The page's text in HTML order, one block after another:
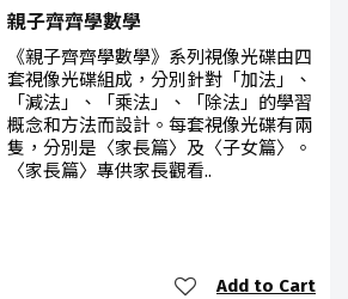
親子齊齊學數學
《親子齊齊學數學》系列視像光碟由四
套視像光碟組成，分別針對「加法」、
「減法」、「乘法」、「除法」的學習
概念和方法而設計。每套視像光碟有兩
隻，分別是〈家長篇〉及〈子女篇〉。
〈家長篇〉專供家長觀看..
Add to Cart